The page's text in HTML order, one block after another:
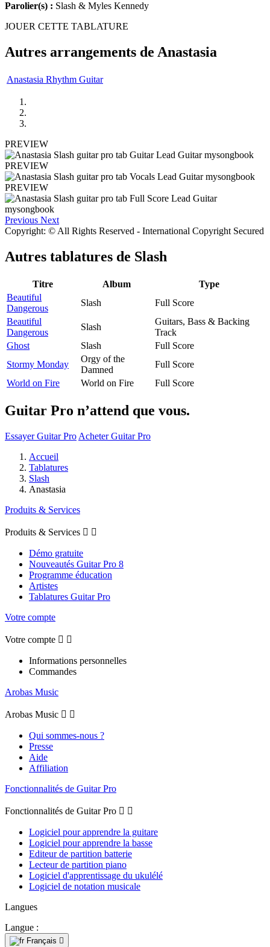
Parolier(s) : Slash & Myles Kennedy
JOUER CETTE TABLATURE
Autres arrangements de Anastasia
Anastasia Rhythm Guitar
PREVIEW
PREVIEW
PREVIEW
Previous Next
Copyright: © All Rights Reserved - International Copyright Secured
Autres tablatures de Slash
Titre Album
Type
Beautiful
Dangerous
Slash
Full Score
Beautiful
Dangerous
Slash
Guitars, Bass & Backing
Track
Ghost
Slash
Full Score
Stormy Monday
Orgy of the
Damned
Full Score
World on Fire
World on Fire Full Score
Guitar Pro n’attend que vous.
Essayer Guitar Pro Acheter Guitar Pro
Accueil
Tablatures
Slash
Anastasia
Produits & Services
Produits & Services  
Démo gratuite
Nouveautés Guitar Pro 8
Programme éducation
Artistes
Tablatures Guitar Pro
Votre compte
Votre compte  
Informations personnelles
Commandes
Arobas Music
Arobas Music  
Qui sommes-nous ?
Presse
Aide
Affiliation
Fonctionnalités de Guitar Pro
Fonctionnalités de Guitar Pro  
Logiciel pour apprendre la guitare
Logiciel pour apprendre la basse
Editeur de partition batterie
Lecteur de partition piano
Logiciel d'apprentissage du ukulélé
Logiciel de notation musicale
Langues
Langue :
Français 